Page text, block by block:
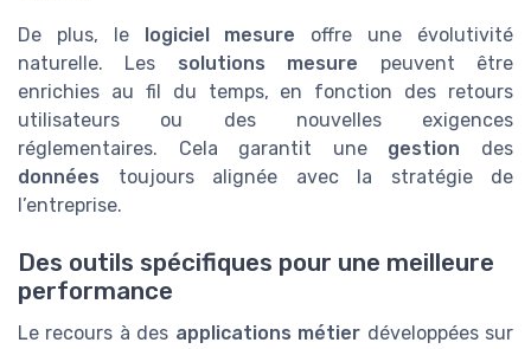
De plus, le logiciel mesure offre une évolutivité
naturelle. Les solutions mesure peuvent être
enrichies au fil du temps, en fonction des retours
utilisateurs ou des nouvelles exigences
réglementaires. Cela garantit une gestion des
données toujours alignée avec la stratégie de
l’entreprise.
Des outils spécifiques pour une meilleure
performance
Le recours à des applications métier développées sur